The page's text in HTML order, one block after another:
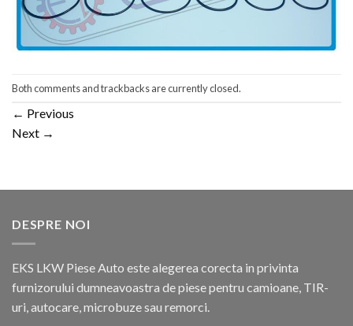
Both comments and trackbacks are currently closed.
← Previous
Next →
DESPRE NOI
EKS LKW Piese Auto este alegerea corecta in privinta
furnizorului dumneavoastra de piese pentru camioane, TIR-
uri, autocare, microbuze sau remorci.